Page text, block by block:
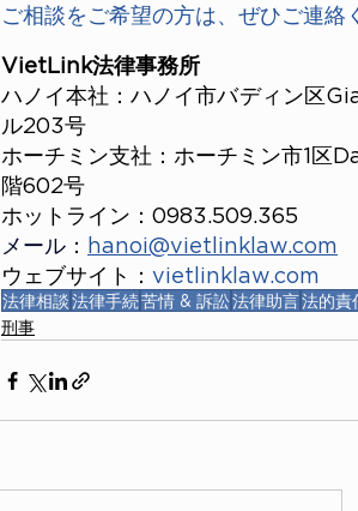
ご相談をご希望の方は、ぜひご連絡
VietLink法律事務所
ハノイ本社：ハノイ市バディン区
ル203号
ホーチミン支社：ホーチミン市1
階602号
ホットライン：0983.509.365
メール： hanoi@vietlinklaw.com
ウェブサイト： vietlinklaw.com
法律相談法律手続苦情 & 訴訟法律助言法的責
刑事